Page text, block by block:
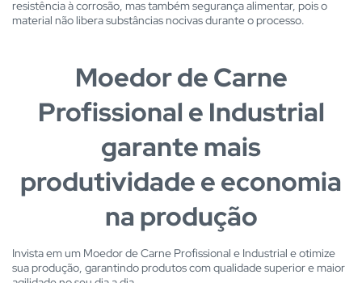
resistência à corrosão, mas também segurança alimentar, pois o
material não libera substâncias nocivas durante o processo.
Moedor de Carne
Profissional e Industrial
garante mais
produtividade e economia
na produção
Invista em um Moedor de Carne Profissional e Industrial e otimize
sua produção, garantindo produtos com qualidade superior e maior